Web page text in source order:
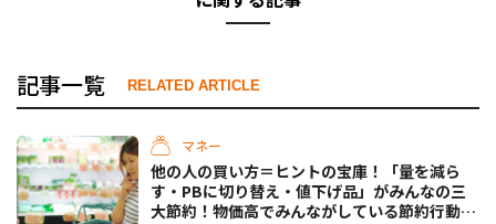
記事一覧 RELATED ARTICLE
マネー
他の人の買い方＝ヒントの宝庫！「量を減ら
す・PBに切り替え・値下げ品」がみんなの三
大節約！物価高でみんながしている節約行動と